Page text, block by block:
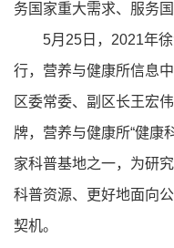
务国家重大需求、服务
5月25日，2021年徐
行，营养与健康所信息
区委常委、副区长王宏
牌，营养与健康所“健康
家科普基地之一，为研
科普资源、更好地面向
契机。